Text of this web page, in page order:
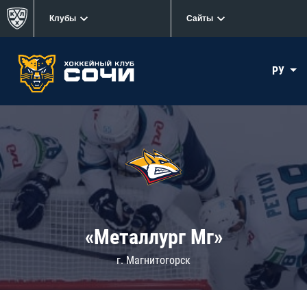
Клубы Сайты
РУ
«Металлург Мг»
г. Магнитогорск